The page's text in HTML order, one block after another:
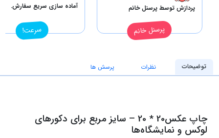
پردازش توسط پرسنل خانم
پرسنل خانم
آماده سازی سریع سفارش.
سرعت!
توضیحات نظرات پرسش ها
چاپ عکس20 * 20 – سایز مربع برای دکورهای
لوکس و نمایشگاه‌ها